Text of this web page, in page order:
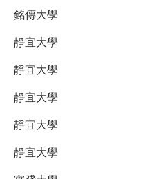
銘傳大學
靜宜大學
靜宜大學
靜宜大學
靜宜大學
靜宜大學